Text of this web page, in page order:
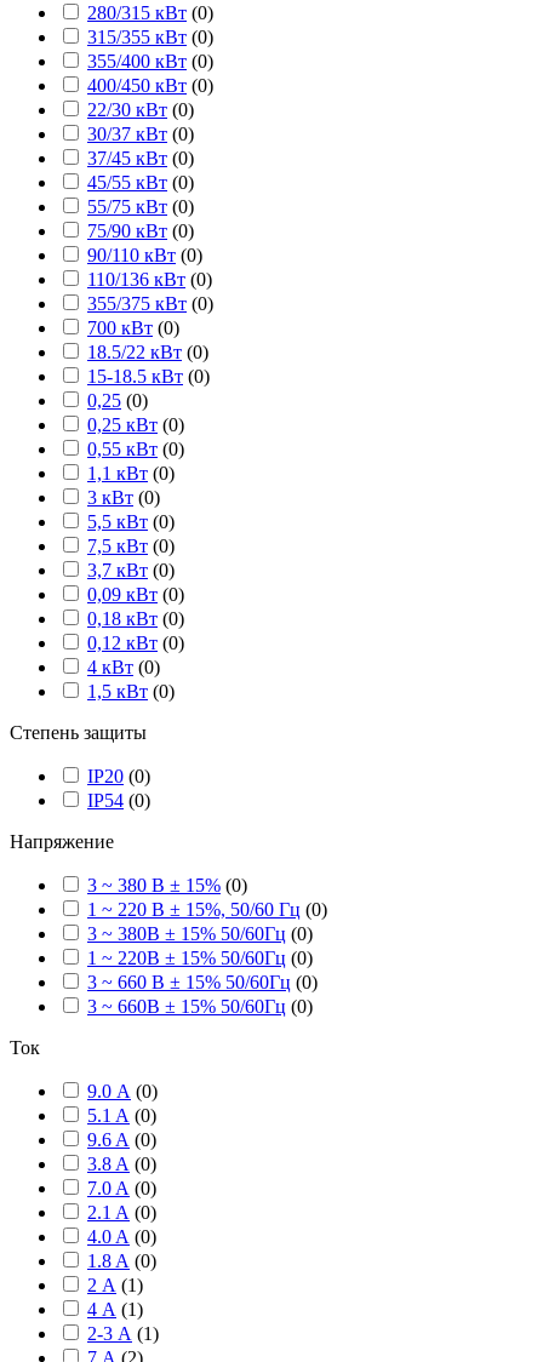
280/315 кВт (0)
315/355 кВт (0)
355/400 кВт (0)
400/450 кВт (0)
22/30 кВт (0)
30/37 кВт (0)
37/45 кВт (0)
45/55 кВт (0)
55/75 кВт (0)
75/90 кВт (0)
90/110 кВт (0)
110/136 кВт (0)
355/375 кВт (0)
700 кВт (0)
18.5/22 кВт (0)
15-18.5 кВт (0)
0,25 (0)
0,25 кВт (0)
0,55 кВт (0)
1,1 кВт (0)
3 кВт (0)
5,5 кВт (0)
7,5 кВт (0)
3,7 кВт (0)
0,09 кВт (0)
0,18 кВт (0)
0,12 кВт (0)
4 кВт (0)
1,5 кВт (0)
Степень защиты
IP20 (0)
IP54 (0)
Напряжение
3 ~ 380 В ± 15% (0)
1 ~ 220 В ± 15%, 50/60 Гц (0)
3 ~ 380В ± 15% 50/60Гц (0)
1 ~ 220В ± 15% 50/60Гц (0)
3 ~ 660 В ± 15% 50/60Гц (0)
3 ~ 660В ± 15% 50/60Гц (0)
Ток
9.0 А (0)
5.1 A (0)
9.6 A (0)
3.8 A (0)
7.0 A (0)
2.1 A (0)
4.0 A (0)
1.8 A (0)
2 А (1)
4 А (1)
2-3 А (1)
7 А (2)